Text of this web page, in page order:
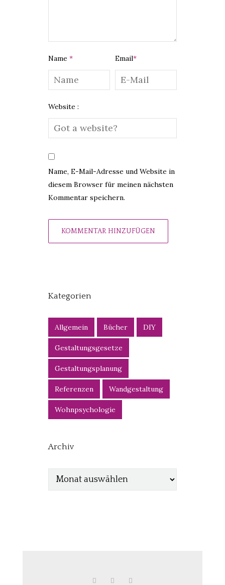
Name * Email*
Website :
Name, E-Mail-Adresse und Website in
diesem Browser für meinen nächsten
Kommentar speichern.
Kategorien
Allgemein Bücher DIY
Gestaltungsgesetze
Gestaltungsplanung
Referenzen Wandgestaltung
Wohnpsychologie
Archiv